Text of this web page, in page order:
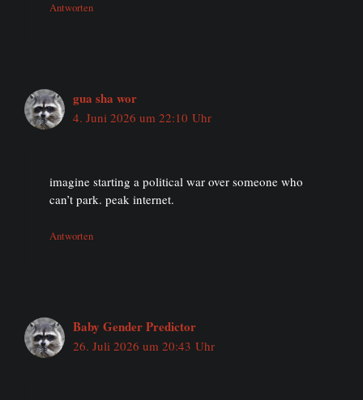
Antworten
gua sha wor
4. Juni 2026 um 22:10 Uhr
imagine starting a political war over someone who
can’t park. peak internet.
Antworten
Baby Gender Predictor
26. Juli 2026 um 20:43 Uhr